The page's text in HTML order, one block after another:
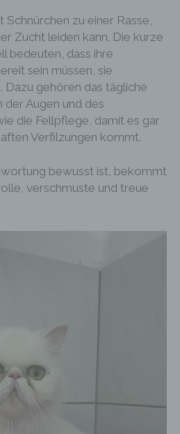
zu einer Rasse,
Zucht leiden kann. Die kurze
bedeuten, dass ihre
sein müssen, sie
Dazu gehören das tägliche
der Augen und des
die Fellpflege, damit es gar
Verfilzungen kommt.
bewusst ist, bekommt
verschmuste und treue
eine betroffene Person
ein Kontaktformular den
Verarbeitung
werden die von der
automatisch
freiwilliger Basis von einer
den für die Verarbeitung
Daten werden für Zwecke der
Kontaktaufnahme zur
Daten an
Blog auf der
die Möglichkeit,
welchem eine oder mehrere
oder Web-Blogger genannt
oder Gedanken in
in der Regel von Dritten